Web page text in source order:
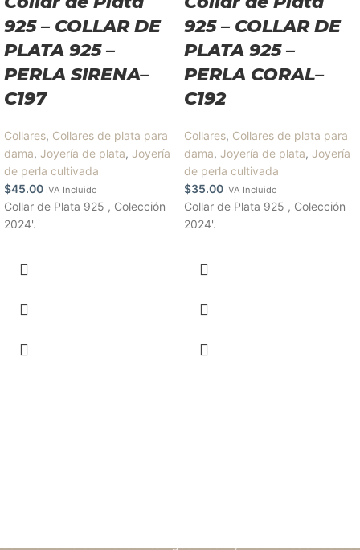
925 – COLLAR DE
PLATA 925 –
PERLA SIRENA–
C197
Collares, Collares de plata para
dama, Joyería de plata, Joyería
de perla cultivada
$45.00 IVA Incluido
Collar de Plata 925 , Colección
2024'.
925 – COLLAR DE
PLATA 925 –
PERLA CORAL–
C192
Collares, Collares de plata para
dama, Joyería de plata, Joyería
de perla cultivada
$35.00 IVA Incluido
Collar de Plata 925 , Colección
2024'.